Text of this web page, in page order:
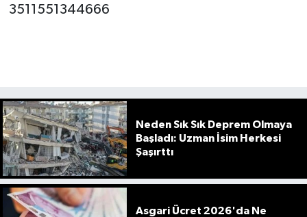
3511551344666
Neden Sık Sık Deprem Olmaya
Başladı: Uzman İsim Herkesi
Şaşırttı
Asgari Ücret 2026'da Ne